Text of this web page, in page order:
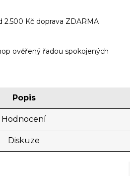
2.500 Kč doprava ZDARMA
ověřený řadou spokojených
Popis
Hodnocení
Diskuze